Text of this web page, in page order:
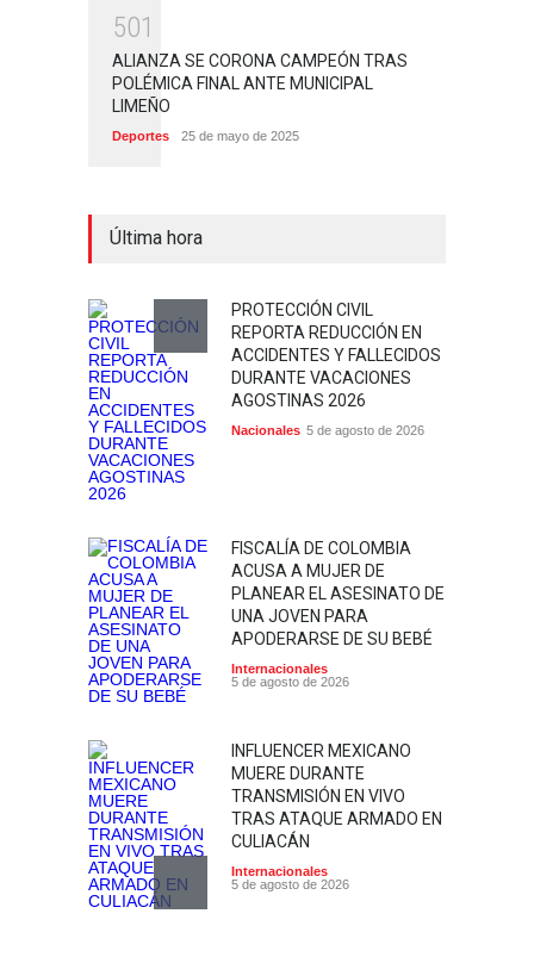
501
ALIANZA SE CORONA CAMPEÓN TRAS
POLÉMICA FINAL ANTE MUNICIPAL
LIMEÑO
Deportes 25 de mayo de 2025
Última hora
PROTECCIÓN CIVIL
REPORTA REDUCCIÓN EN
ACCIDENTES Y FALLECIDOS
DURANTE VACACIONES
AGOSTINAS 2026
Nacionales 5 de agosto de 2026
FISCALÍA DE COLOMBIA
ACUSA A MUJER DE
PLANEAR EL ASESINATO DE
UNA JOVEN PARA
APODERARSE DE SU BEBÉ
Internacionales
5 de agosto de 2026
INFLUENCER MEXICANO
MUERE DURANTE
TRANSMISIÓN EN VIVO
TRAS ATAQUE ARMADO EN
CULIACÁN
Internacionales
5 de agosto de 2026